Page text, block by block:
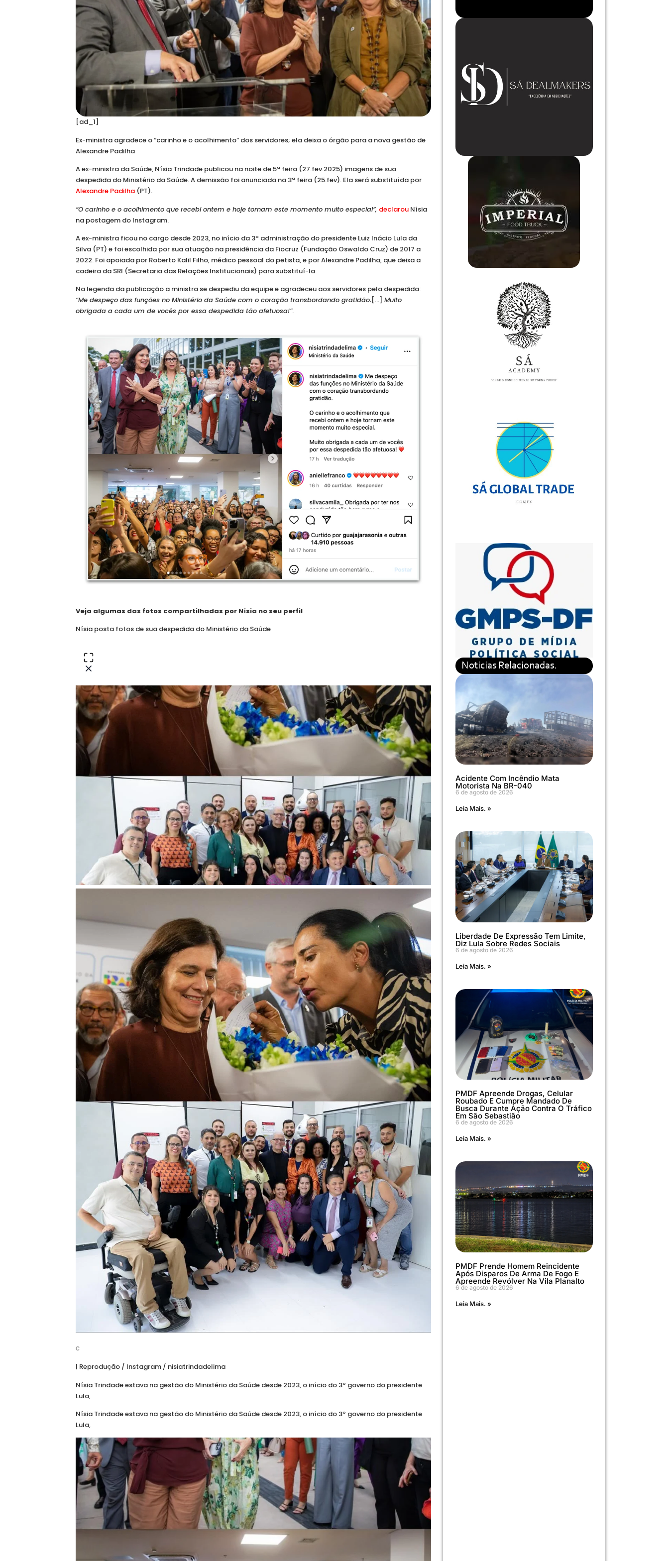
[ad_1]
Ex-ministra agradece o “carinho e o acolhimento” dos servidores; ela deixa o órgão para a nova gestão de
Alexandre Padilha
A ex-ministra da Saúde, Nísia Trindade publicou na noite de 5ª feira (27.fev.2025) imagens de sua
despedida do Ministério da Saúde. A demissão foi anunciada na 3ª feira (25.fev). Ela será substituída por
Alexandre Padilha (PT).
“O carinho e o acolhimento que recebi ontem e hoje tornam este momento muito especial”, declarou Nísia
na postagem do Instagram.
A ex-ministra ficou no cargo desde 2023, no início da 3ª administração do presidente Luiz Inácio Lula da
Silva (PT) e foi escolhida por sua atuação na presidência da Fiocruz (Fundação Oswaldo Cruz) de 2017 a
2022. Foi apoiada por Roberto Kalil Filho, médico pessoal do petista, e por Alexandre Padilha, que deixa a
cadeira da SRI (Secretaria das Relações Institucionais) para substituí-la.
Na legenda da publicação a ministra se despediu da equipe e agradeceu aos servidores pela despedida:
“Me despeço das funções no Ministério da Saúde com o coração transbordando gratidão. […] Muito
obrigada a cada um de vocês por essa despedida tão afetuosa!”.
Veja algumas das fotos compartilhadas por Nísia no seu perfil
Nísia posta fotos de sua despedida do Ministério da Saúde
| Reprodução / Instagram / nisiatrindadelima
Nísia Trindade estava na gestão do Ministério da Saúde desde 2023, o início do 3º governo do presidente
Lula,
Nísia Trindade estava na gestão do Ministério da Saúde desde 2023, o início do 3º governo do presidente
Lula,
Noticias Relacionadas.
Acidente Com Incêndio Mata
Motorista Na BR-040
6 de agosto de 2026
Leia Mais. »
Liberdade De Expressão Tem Limite,
Diz Lula Sobre Redes Sociais
6 de agosto de 2026
Leia Mais. »
PMDF Apreende Drogas, Celular
Roubado E Cumpre Mandado De
Busca Durante Ação Contra O Tráfico
Em São Sebastião
6 de agosto de 2026
Leia Mais. »
PMDF Prende Homem Reincidente
Após Disparos De Arma De Fogo E
Apreende Revólver Na Vila Planalto
6 de agosto de 2026
Leia Mais. »